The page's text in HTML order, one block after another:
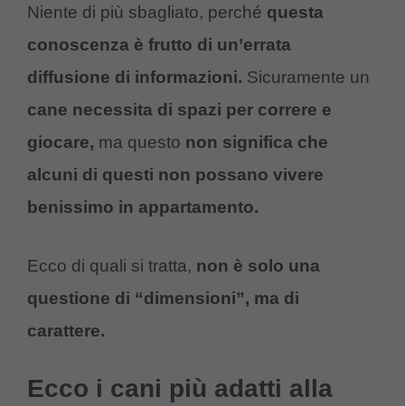
Niente di più sbagliato, perché questa
conoscenza è frutto di un’errata
diffusione di informazioni. Sicuramente un
cane necessita di spazi per correre e
giocare, ma questo non significa che
alcuni di questi non possano vivere
benissimo in appartamento.
Ecco di quali si tratta, non è solo una
questione di “dimensioni”, ma di
carattere.
Ecco i cani più adatti alla